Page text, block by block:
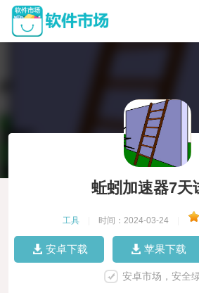
蚯蚓加速器7天
工具 时间：2024-03-24
安卓下载 苹果下载
安卓市场，安全